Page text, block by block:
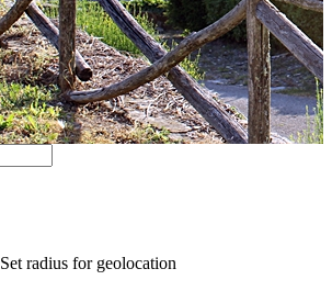
Set radius for geolocation